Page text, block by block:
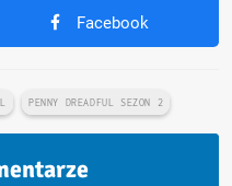
Facebook
PENNY DREADFUL SEZON 2